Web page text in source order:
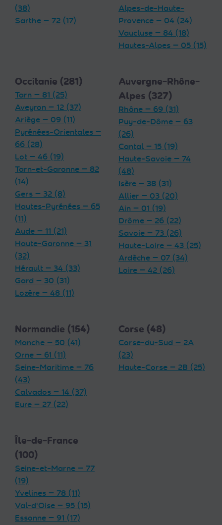
(38)
Sarthe — 72 (17)
Alpes-de-Haute-
Provence — 04 (24)
Vaucluse — 84 (18)
Hautes-Alpes — 05 (15)
Occitanie (281)
Tarn — 81 (25)
Aveyron — 12 (37)
Ariège — 09 (11)
Pyrénées-Orientales —
66 (28)
Lot — 46 (19)
Tarn-et-Garonne — 82
(14)
Gers — 32 (8)
Hautes-Pyrénées — 65
(11)
Aude — 11 (21)
Haute-Garonne — 31
(32)
Hérault — 34 (33)
Gard — 30 (31)
Lozère — 48 (11)
Auvergne-Rhône-
Alpes (327)
Rhône — 69 (31)
Puy-de-Dôme — 63
(26)
Cantal — 15 (19)
Haute-Savoie — 74
(48)
Isère — 38 (31)
Allier — 03 (20)
Ain — 01 (19)
Drôme — 26 (22)
Savoie — 73 (26)
Haute-Loire — 43 (25)
Ardèche — 07 (34)
Loire — 42 (26)
Normandie (154)
Manche — 50 (41)
Orne — 61 (11)
Seine-Maritime — 76
(43)
Calvados — 14 (37)
Eure — 27 (22)
Corse (48)
Corse-du-Sud — 2A
(23)
Haute-Corse — 2B (25)
Île-de-France
(100)
Seine-et-Marne — 77
(19)
Yvelines — 78 (11)
Val-d'Oise — 95 (15)
Essonne — 91 (17)